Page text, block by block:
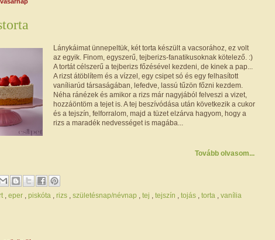
Lánykáimat ünnepeltük, két torta készült a vacsorához, ez volt
az egyik. Finom, egyszerű, tejberizs-fanatikusoknak kötelező. :)
A tortát célszerű a tejberizs főzésével kezdeni, de kinek a pap...
A rizst átöblítem és a vízzel, egy csipet só és egy felhasított
vaníliarúd társaságában, lefedve, lassú tűzön főzni kezdem.
Néha ránézek és amikor a rizs már nagyjából felveszi a vizet,
hozzáöntöm a tejet is. A tej beszívódása után következik a cukor
és a tejszín, felforralom, majd a tüzet elzárva hagyom, hogy a
rizs a maradék nedvességet is magába...
Tovább olvasom...
, eper , piskóta , rizs , születésnap/névnap , tej , tejszín , tojás , torta , vanília